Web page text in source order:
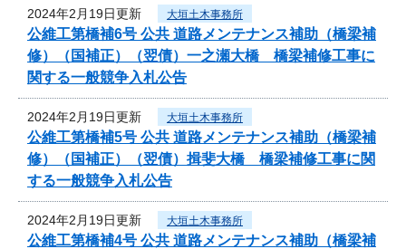
2024年2月19日更新 大垣土木事務所
公維工第橋補6号 公共 道路メンテナンス補助（橋梁補
修）（国補正）（翌債）一之瀬大橋 橋梁補修工事に
関する一般競争入札公告
2024年2月19日更新 大垣土木事務所
公維工第橋補5号 公共 道路メンテナンス補助（橋梁補
修）（国補正）（翌債）揖斐大橋 橋梁補修工事に関
する一般競争入札公告
2024年2月19日更新 大垣土木事務所
公維工第橋補4号 公共 道路メンテナンス補助（橋梁補